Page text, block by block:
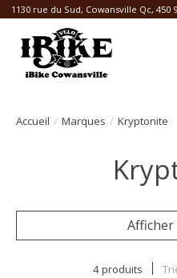
1130 rue du Sud, Cowansville Qc, 450
Accueil / Marques / Kryptonite
4 produits